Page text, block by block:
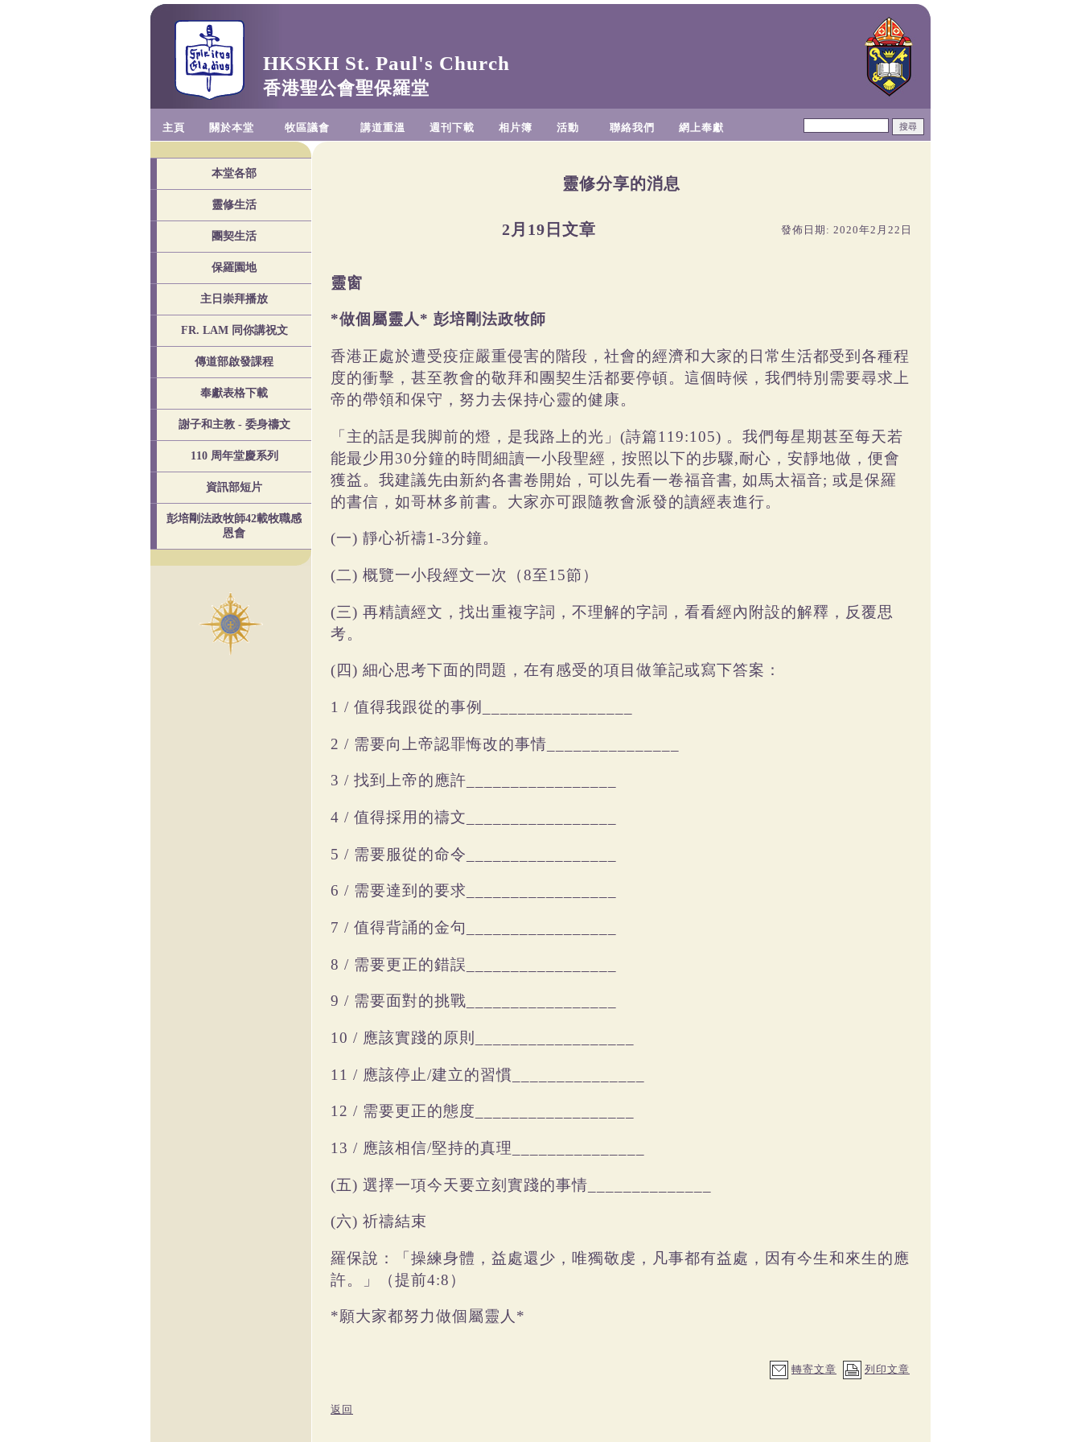
HKSKH St. Paul's Church
香港聖公會聖保羅堂
主頁 關於本堂 牧區議會 講道重溫 週刊下載 相片簿 活動 聯絡我們 網上奉獻
本堂各部
靈修生活
團契生活
保羅園地
主日崇拜播放
FR. LAM 同你講祝文
傳道部啟發課程
奉獻表格下載
謝子和主教 - 委身禱文
110 周年堂慶系列
資訊部短片
彭培剛法政牧師42載牧職感
恩會
靈修分享的消息
2月19日文章 發佈日期: 2020年2月22日
靈窗
*做個屬靈人* 彭培剛法政牧師
香港正處於遭受疫症嚴重侵害的階段，社會的經濟和大家的日常生活都受到各種程
度的衝擊，甚至教會的敬拜和團契生活都要停頓。這個時候，我們特別需要尋求上
帝的帶領和保守，努力去保持心靈的健康。
「主的話是我脚前的燈，是我路上的光」 (詩篇119:105) 。我們每星期甚至每天若
能最少用30分鐘的時間細讀一小段聖經，按照以下的步驟,耐心，安靜地做，便會
獲益。我建議先由新約各書卷開始，可以先看一卷福音書, 如馬太福音; 或是保羅
的書信，如哥林多前書。大家亦可跟隨教會派發的讀經表進行。
(一) 靜心祈禱1-3分鐘。
(二) 概覽一小段經文一次（8至15節）
(三) 再精讀經文，找出重複字詞，不理解的字詞，看看經內附設的解釋，反覆思
考。
(四) 細心思考下面的問題，在有感受的項目做筆記或寫下答案：
1 / 值得我跟從的事例
2 / 需要向上帝認罪悔改的事情
3 / 找到上帝的應許
4 / 值得採用的禱文
5 / 需要服從的命令
6 / 需要達到的要求
7 / 值得背誦的金句
8 / 需要更正的錯誤
9 / 需要面對的挑戰
10 / 應該實踐的原則
11 / 應該停止/建立的習慣
12 / 需要更正的態度
13 / 應該相信/堅持的真理
(五) 選擇一項今天要立刻實踐的事情
(六) 祈禱結束
羅保說：「操練身體，益處還少，唯獨敬虔，凡事都有益處，因有今生和來生的應
許。」（提前4:8 ）
*願大家都努力做個屬靈人 *
轉寄文章 列印文章
返回